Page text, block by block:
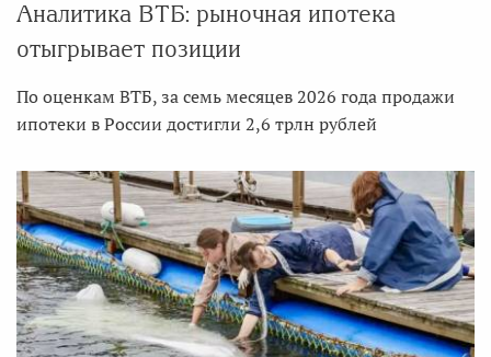
Аналитика ВТБ: рыночная ипотека
отыгрывает позиции
По оценкам ВТБ, за семь месяцев 2026 года продажи
ипотеки в России достигли 2,6 трлн рублей